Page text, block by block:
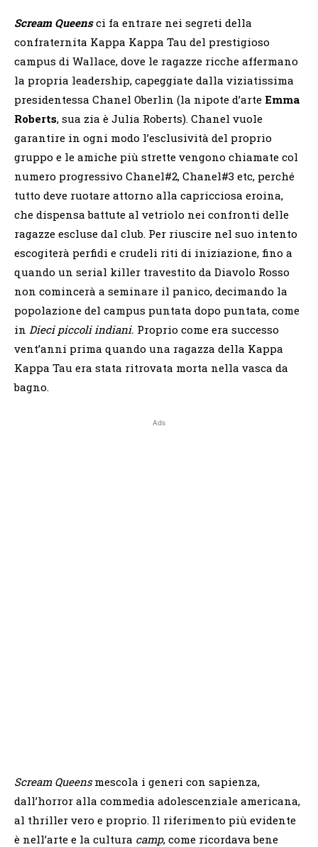
Scream Queensci fa entrare nei segreti della
confraternita Kappa Kappa Tau del prestigioso
campus di Wallace, dove le ragazze ricche affermano
la propria leadership, capeggiate dalla viziatissima
presidentessa Chanel Oberlin (la nipote d’arte Emma
Roberts, sua zia è Julia Roberts). Chanel vuole
garantire in ogni modo l’esclusività del proprio
gruppo e le amiche più strette vengono chiamate col
numero progressivo Chanel#2, Chanel#3 etc, perché
tutto deve ruotare attorno alla capricciosa eroina,
che dispensa battute al vetriolo nei confronti delle
ragazze escluse dal club. Per riuscire nel suo intento
escogiterà perfidi e crudeli riti di iniziazione, fino a
quando un serial killer travestito da Diavolo Rosso
non comincerà a seminare il panico, decimando la
popolazione del campus puntata dopo puntata, come
in Dieci piccoli indiani. Proprio come era successo
vent’anni prima quando una ragazza della Kappa
Kappa Tau era stata ritrovata morta nella vasca da
bagno.
Ads
Scream Queensmescola i generi con sapienza,
dall’horror alla commedia adolescenziale americana,
al thriller vero e proprio. Il riferimento più evidente
è nell’arte e la cultura camp, come ricordava bene